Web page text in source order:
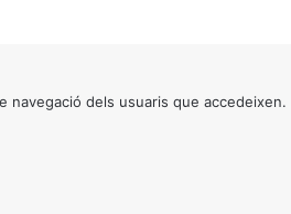
dels usuaris que